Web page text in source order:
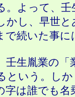
。よって、
かし、早世
で続いた事
生胤業の「
という。し
字は誰でも